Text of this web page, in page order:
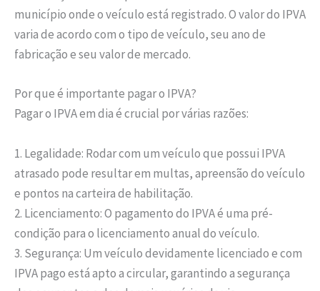
município onde o veículo está registrado. O valor do IPVA
varia de acordo com o tipo de veículo, seu ano de
fabricação e seu valor de mercado.
Por que é importante pagar o IPVA?
Pagar o IPVA em dia é crucial por várias razões:
1. Legalidade: Rodar com um veículo que possui IPVA
atrasado pode resultar em multas, apreensão do veículo
e pontos na carteira de habilitação.
2. Licenciamento: O pagamento do IPVA é uma pré-
condição para o licenciamento anual do veículo.
3. Segurança: Um veículo devidamente licenciado e com
IPVA pago está apto a circular, garantindo a segurança